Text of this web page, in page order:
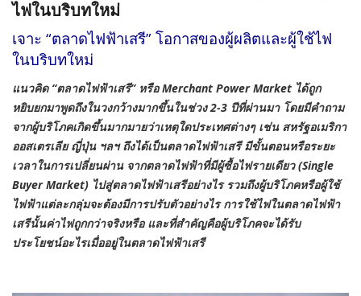
ไฟในบริบทใหม่
เจาะ “ตลาดไฟฟ้าเสรี” โอกาสของผู้ผลิตและผู้ใช้ไฟ
ในบริบทใหม่
แนวคิด “ตลาดไฟฟ้าเสรี” หรือMerchant Power Market ได้ถูก
หยิบยกมาพูดถึงในวงกว้างมากขึ้นในช่วง 2-3 ปีที่ผ่านมา โดยมีคำถาม
จากผู้บริโภคเกิดขึ้นมากมายว่าเหตุใดประเทศต่างๆ เช่น สหรัฐอเมริกา
ออสเตรเลีย ญี่ปุ่น ฯลฯ ถึงได้เป็นตลาดไฟฟ้าเสรี มีขั้นตอนหรือระยะ
เวลาในการเปลี่ยนผ่าน จากตลาดไฟฟ้าที่มีผู้ซื้อไฟรายเดียว (Single
Buyer Market) ไปสู่ตลาดไฟฟ้าเสรีอย่างไร รวมถึงผู้บริโภคหรือผู้ใช้
ไฟฟ้าแต่ละกลุ่มจะต้องมีการปรับตัวอย่างไร การใช้ไฟในตลาดไฟฟ้า
เสรีนั้นค่าไฟถูกกว่าจริงหรือ และที่สำคัญคือผู้บริโภคจะได้รับ
ประโยชน์อะไรเมื่ออยู่ในตลาดไฟฟ้าเสรี